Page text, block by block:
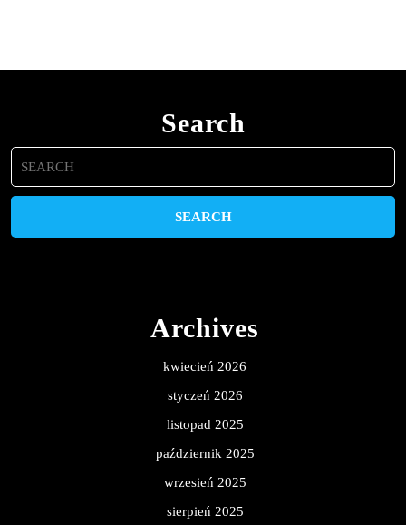
Search
Search
for:
Archives
kwiecień 2026
styczeń 2026
listopad 2025
październik 2025
wrzesień 2025
sierpień 2025